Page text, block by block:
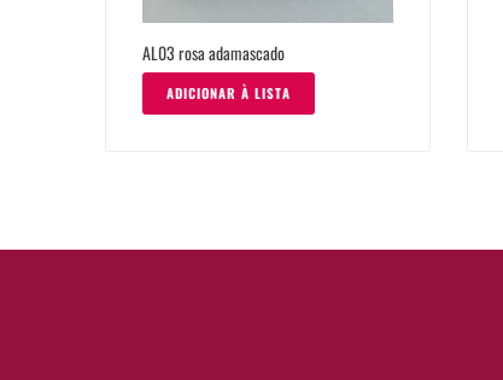
AL03 rosa adamascado
ADICIONAR À LISTA